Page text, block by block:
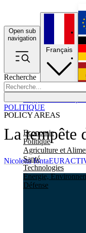
Open sub
navigation
Recherche
POLICY AREAS
Economie
Politique
Agriculture et
Santé
Technologies
Energie,
Défense
Français
La tempête
POLITIQUE
Nicoletta Ionta